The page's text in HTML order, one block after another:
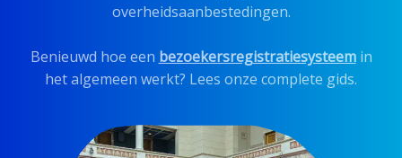
overheidsaanbestedingen.
Benieuwd hoe een bezoekersregistratiesysteemin
het algemeen werkt? Lees onze complete gids.